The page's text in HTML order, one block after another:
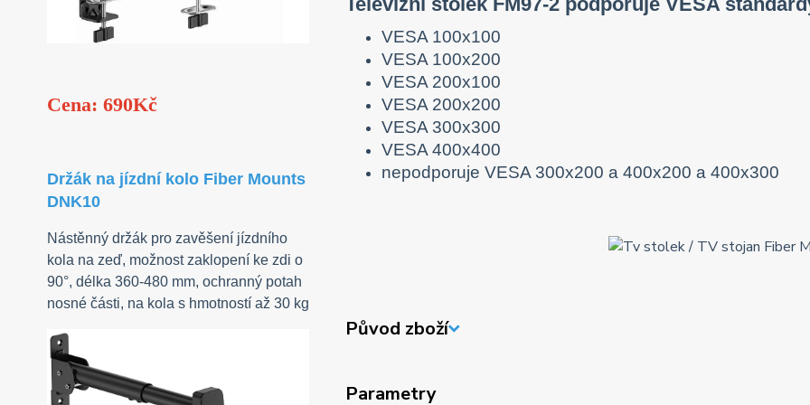
Cena: 690Kč
Držák na jízdní kolo Fiber Mounts
DNK10
Nástěnný držák pro zavěšení jízdního
kola na zeď, možnost zaklopení ke zdi o
90°, délka 360-480 mm, ochranný potah
nosné části, na kola s hmotností až 30 kg
VESA 100x100
VESA 100x200
VESA 200x100
VESA 200x200
VESA 300x300
VESA 400x400
nepodporuje VESA 300x200 a 400x200 a 400x300
Původ zboží
Parametry